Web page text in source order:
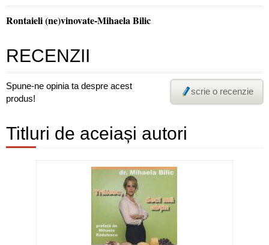
Rontaieli (ne)vinovate-Mihaela Bilic
RECENZII
Spune-ne opinia ta despre acest
produs!
scrie o recenzie
Titluri de aceiași autori